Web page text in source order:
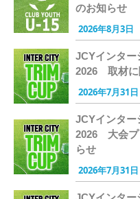
のお知らせ
2026年8月3日
JCYインター
2026 取材に
2026年7月31日
JCYインター
2026 大会プ
らせ
2026年7月31日